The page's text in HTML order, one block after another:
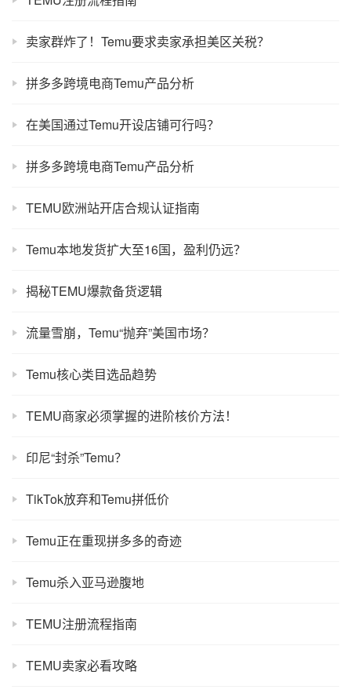
卖家群炸了！Temu要求卖家承担美区关税？
拼多多跨境电商Temu产品分析
在美国通过Temu开设店铺可行吗？
拼多多跨境电商Temu产品分析
TEMU欧洲站开店合规认证指南
Temu本地发货扩大至16国，盈利仍远？
揭秘TEMU爆款备货逻辑
流量雪崩，Temu“抛弃”美国市场？
Temu核心类目选品趋势
TEMU商家必须掌握的进阶核价方法！
印尼“封杀”Temu？
TikTok放弃和Temu拼低价
Temu正在重现拼多多的奇迹
Temu杀入亚马逊腹地
TEMU注册流程指南
TEMU卖家必看攻略